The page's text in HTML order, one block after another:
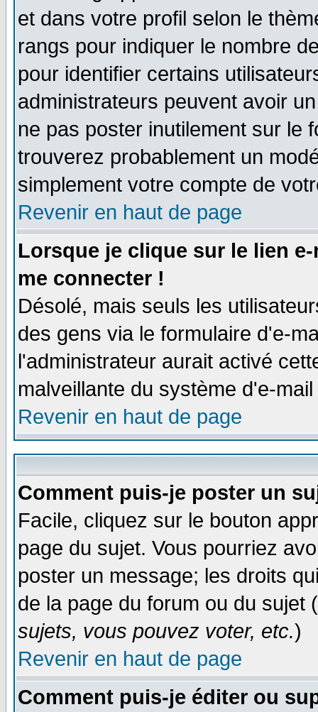
et dans votre profil selon le
rangs pour indiquer le nombre
pour identifier certains
administrateurs peuvent avoir
ne pas poster inutilement sur le
trouverez probablement un
simplement votre compte de
Revenir en haut de page
Lorsque je clique sur le lien
me connecter !
Désolé, mais seuls les
des gens via le formulaire d'e-
l'administrateur aurait activé
malveillante du système d'e-
Revenir en haut de page
Comment puis-je poster un
Facile, cliquez sur le bouton
page du sujet. Vous pourriez
poster un message; les droits
de la page du forum ou du sujet
sujets, vous pouvez voter, etc.)
Revenir en haut de page
Comment puis-je éditer ou